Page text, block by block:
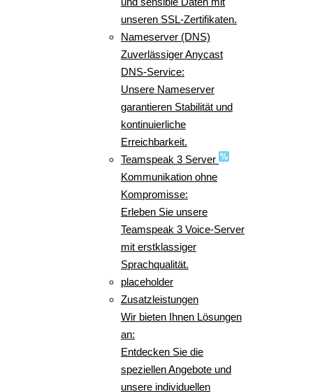
unseren SSL-Zertifikaten.
Nameserver (DNS)
Zuverlässiger Anycast
DNS-Service:
Unsere Nameserver
garantieren Stabilität und
kontinuierliche
Erreichbarkeit.
Teamspeak 3 Server
Kommunikation ohne
Kompromisse:
Erleben Sie unsere
Teamspeak 3 Voice-Server
mit erstklassiger
Sprachqualität.
placeholder
Zusatzleistungen
Wir bieten Ihnen Lösungen
an:
Entdecken Sie die
speziellen Angebote und
unsere individuellen